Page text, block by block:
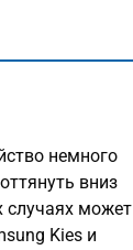
немного
вниз
случаях может
Kies и